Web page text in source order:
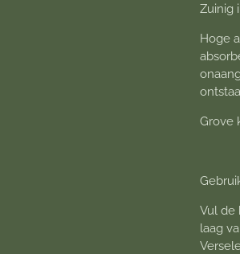
Zuinig
Hoge
Grove
Vul de
laag